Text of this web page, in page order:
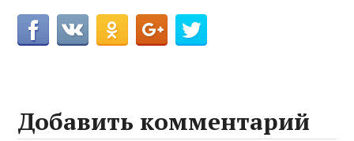
Добавить комментарий